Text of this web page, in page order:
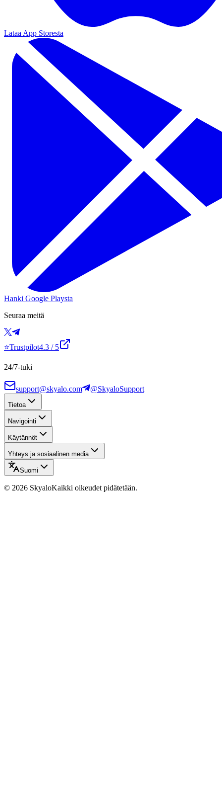
Lataa App Storesta
Hanki Google Playsta
Seuraa meitä
⭐Trustpilot4.3 / 5
24/7-tuki
support@skyalo.com @SkyaloSupport
Tietoa
Navigointi
Käytännöt
Yhteys ja sosiaalinen media
Suomi
© 2026 SkyaloKaikki oikeudet pidätetään.